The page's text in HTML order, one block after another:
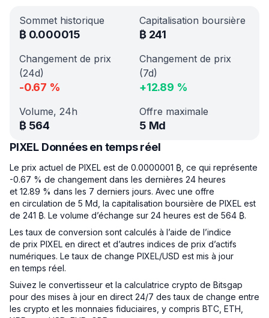
Sommet historique
₿ 0.000015
Capitalisation boursière
₿ 241
Changement de prix
(24d)
-0.67 %
Changement de prix
(7d)
+12.89 %
Volume, 24h
₿ 564
Offre maximale
5 Md
PIXEL Données en temps réel
Le prix actuel de PIXEL est de 0.0000001 ₿, ce qui représente
-0.67 % de changement dans les dernières 24 heures
et 12.89 % dans les 7 derniers jours. Avec une offre
en circulation de 5 Md, la capitalisation boursière de PIXEL est
de 241 ₿. Le volume d’échange sur 24 heures est de 564 ₿.
Les taux de conversion sont calculés à l’aide de l’indice
de prix PIXEL en direct et d’autres indices de prix d’actifs
numériques. Le taux de change PIXEL/USD est mis à jour
en temps réel.
Suivez le convertisseur et la calculatrice crypto de Bitsgap
pour des mises à jour en direct 24/7 des taux de change entre
les crypto et les monnaies fiduciaires, y compris BTC, ETH,